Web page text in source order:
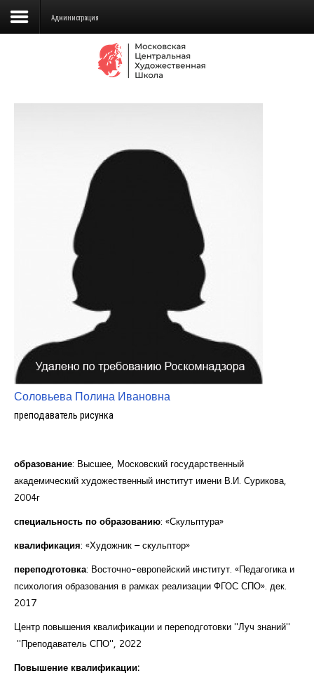
Сведения об образовательной
Детская Художественная школа
Доп. образование
Курсы повышения квалификации
Центр непрерывного образования
Конкурсы
Творческий инкубатор
Администрация
Соловьева Полина Ивановна
преподаватель рисунка
образование: Высшее, Московский государственный
академический художественный институт имени В.И. Сурикова,
2004г
специальность по образованию: «Скульптура»
квалификация: «Художник – скульптор»
переподготовка: Восточно-европейский институт. «Педагогика и
психология образования в рамках реализации ФГОС СПО». дек.
2017
Центр повышения квалификации и переподготовки "Луч знаний"
"Преподаватель СПО", 2022
Повышение квалификации: